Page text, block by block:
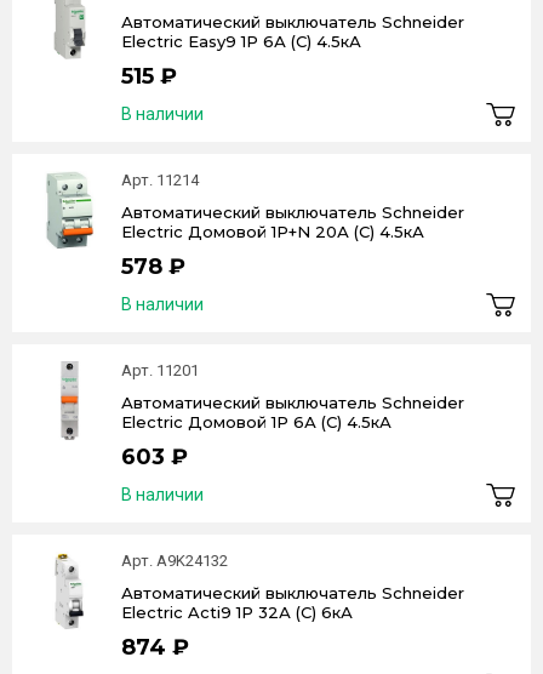
Автоматический выключатель Schneider
Electric Easy9 1P 6А (C) 4.5кА
515 ₽
В наличии
Арт. 11214
Автоматический выключатель Schneider
Electric Домовой 1P+N 20А (C) 4.5кА
578 ₽
В наличии
Арт. 11201
Автоматический выключатель Schneider
Electric Домовой 1P 6А (C) 4.5кА
603 ₽
В наличии
Арт. A9K24132
Автоматический выключатель Schneider
Electric Acti9 1P 32А (C) 6кА
874 ₽